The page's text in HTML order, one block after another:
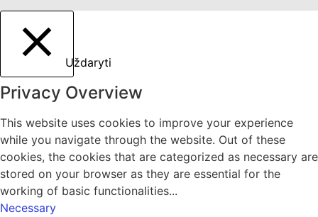
Uždaryti
Privacy Overview
This website uses cookies to improve your experience
while you navigate through the website. Out of these
cookies, the cookies that are categorized as necessary are
stored on your browser as they are essential for the
working of basic functionalities...
Necessary